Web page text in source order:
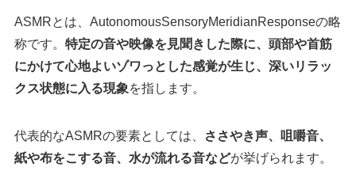
ASMRとは、AutonomousSensoryMeridianResponseの略
称です。 特定の音や映像を見聞きした際に、頭部や首筋
にかけて心地よいゾワっとした感覚が生じ、深いリラッ
クス状態に入る現象を指します。
代表的なASMRの要素としては、
ささやき声、咀嚼音、
紙や布をこする音、水が流れる音などが挙げられます。